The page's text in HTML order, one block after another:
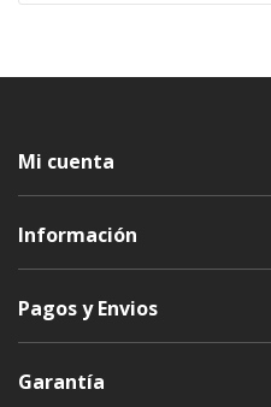
Mi cuenta
Información
Pagos y Envios
Garantía